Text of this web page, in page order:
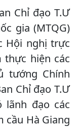
Chỉ đạo T.Ư
gia (MTQG)
Hội nghị trực
thực hiện các
tướng Chính
Chỉ đạo T.Ư
lãnh đạo các
cầu Hà Giang